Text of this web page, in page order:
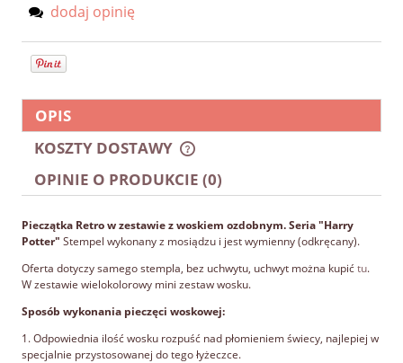
dodaj opinię
OPIS
KOSZTY DOSTAWY
CENA NIE ZAWIERA EWENTUALNYCH KOSZTÓW
PŁATNOŚCI
OPINIE O PRODUKCIE (0)
Pieczątka Retro w zestawie z woskiem ozdobnym. Seria "Harry
Potter" Stempel wykonany z mosiądzu i jest wymienny (odkręcany).
Oferta dotyczy samego stempla, bez uchwytu, uchwyt można kupićtu.
W zestawie wielokolorowy mini zestaw wosku.
Sposób wykonania pieczęci woskowej:
1. Odpowiednia ilość wosku rozpuść nad płomieniem świecy, najlepiej w
specjalnie przystosowanej do tego łyżeczce.